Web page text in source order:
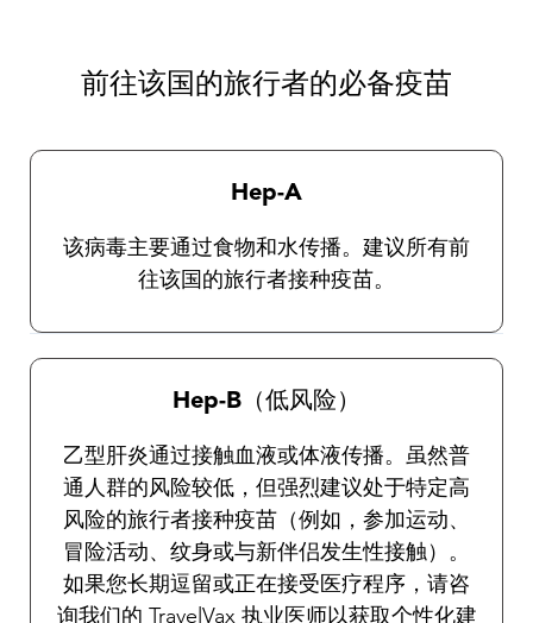
康来自业者将为您提供有关一般保护措施及选
前往该国的旅行者的必备疫苗
Hep-A
该病毒主要通过食物和水传播。建议所有前
往该国的旅行者接种疫苗。
Hep-B（低风险）
乙型肝炎通过接触血液或体液传播。虽然普
通人群的风险较低，但强烈建议处于特定高
风险的旅行者接种疫苗（例如，参加运动、
冒险活动、纹身或与新伴侣发生性接触）。
如果您长期逗留或正在接受医疗程序，请咨
询我们的 TravelVax 执业医师以获取个性化建